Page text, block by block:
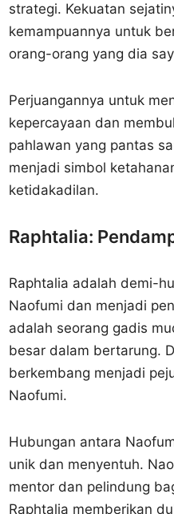
strategi. Kekuatan
kemampuannya untuk
orang-orang yang dia
Perjuangannya untuk
kepercayaan dan
pahlawan yang pantas
menjadi simbol
ketidakadilan.
Raphtalia:
Raphtalia adalah demi-
Naofumi dan menjadi
adalah seorang gadis
besar dalam bertarung.
berkembang menjadi
Naofumi.
Hubungan antara
unik dan menyentuh.
mentor dan pelindung
Raphtalia memberikan